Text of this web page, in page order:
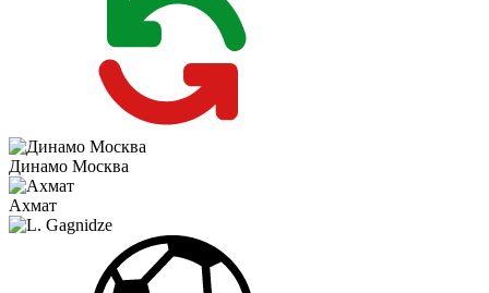
Динамо Москва
Ахмат